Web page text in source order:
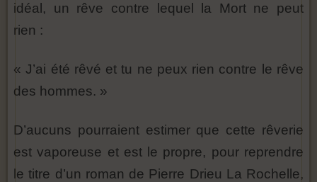
idéal, un rêve contre lequel la Mort ne peut
rien :
« J’ai été rêvé et tu ne peux rien contre le rêve
des hommes. »
D’aucuns pourraient estimer que cette rêverie
est vaporeuse et est le propre, pour reprendre
le titre d’un roman de Pierre Drieu La Rochelle,